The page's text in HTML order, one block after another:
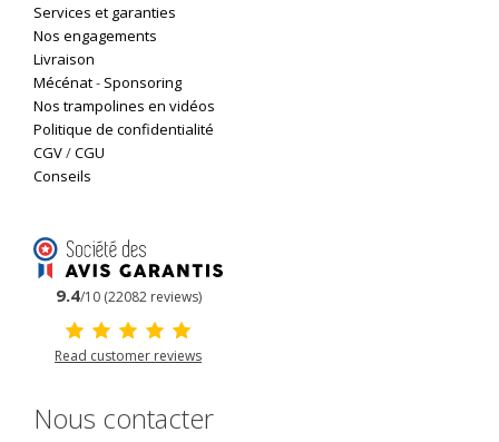
Services et garanties
Nos engagements
Livraison
Mécénat- Sponsoring
Nos trampolines en vidéos
Politique de confidentialité
CGV/CGU
Conseils
9.4/10 (22082 reviews)
Read customer reviews
Nous contacter